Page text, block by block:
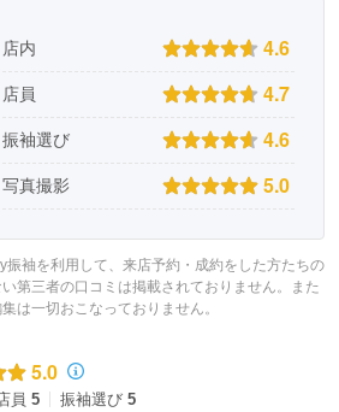
店内 4.6
店員 4.7
振袖選び 4.6
写真撮影 5.0
袖を利用して、来店予約・成約をした方たちの
第三者の口コミは掲載されておりません。また
は一切おこなっておりません。
5.0
員 5 振袖選び 5